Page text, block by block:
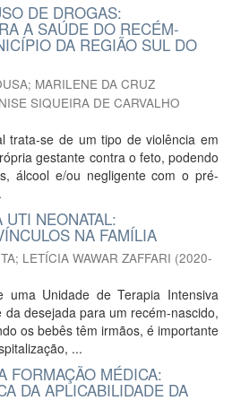
DE DROGAS:
A SAÚDE DO RECÉM-
DA REGIÃO SUL DO
; MARILENE DA CRUZ
SIQUEIRA DE CARVALHO
trata-se de um tipo de violência em
gestante contra o feto, podendo
álcool e/ou negligente com o pré-
NEONATAL:
NA FAMÍLIA
; LETÍCIA WAWAR ZAFFARI (2020-
uma Unidade de Terapia Intensiva
desejada para um recém-nascido,
os bebês têm irmãos, é importante
...
FORMAÇÃO MÉDICA:
DA APLICABILIDADE DA